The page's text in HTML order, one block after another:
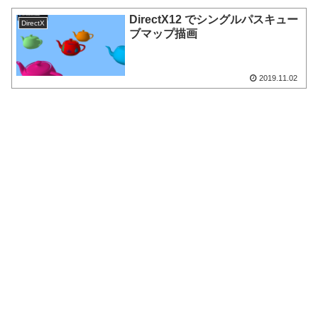
DirectX
DirectX12 でシングルパスキュー
ブマップ描画
2019.11.02